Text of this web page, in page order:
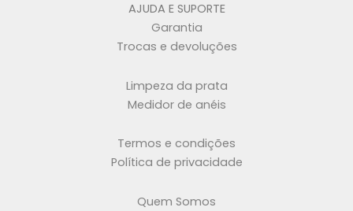
AJUDA E SUPORTE
Garantia
Trocas e devoluções
Limpeza da prata
Medidor de anéis
Termos e condições
Política de privacidade
Quem Somos